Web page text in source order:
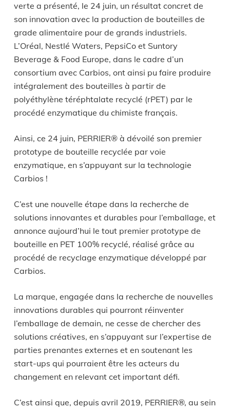
verte a présenté, le 24 juin, un résultat concret de
son innovation avec la production de bouteilles de
grade alimentaire pour de grands industriels.
L’Oréal, Nestlé Waters, PepsiCo et Suntory
Beverage & Food Europe, dans le cadre d’un
consortium avec Carbios, ont ainsi pu faire produire
intégralement des bouteilles à partir de
polyéthylène téréphtalate recyclé (rPET) par le
procédé enzymatique du chimiste français.
Ainsi, ce 24 juin, PERRIER® à dévoilé son premier
prototype de bouteille recyclée par voie
enzymatique, en s’appuyant sur la technologie
Carbios !
C’est une nouvelle étape dans la recherche de
solutions innovantes et durables pour l’emballage, et
annonce aujourd’hui le tout premier prototype de
bouteille en PET 100% recyclé, réalisé grâce au
procédé de recyclage enzymatique développé par
Carbios.
La marque, engagée dans la recherche de nouvelles
innovations durables qui pourront réinventer
l’emballage de demain, ne cesse de chercher des
solutions créatives, en s’appuyant sur l’expertise de
parties prenantes externes et en soutenant les
start-ups qui pourraient être les acteurs du
changement en relevant cet important défi.
C’est ainsi que, depuis avril 2019, PERRIER®, au sein